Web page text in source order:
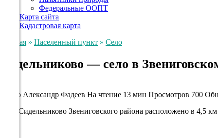
Федеральные ООПТ
Карта сайта
Кадастровая карта
Главная » Населенный пункт » Село
Сидельниково — село в
Автор Александр Фадеев На чтение 13 мин Просмотров 700
Село Сидельниково Звениговского района расположено в 4,5